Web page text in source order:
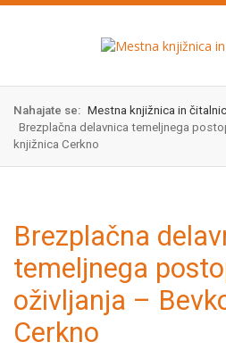
Skok
izjava
Nahajate se: Mestna knjižnica in
Brezplačna delavnica temeljnega
knjižnica Cerkno
Brezplačna
temeljnega
oživljanja –
Cerkno